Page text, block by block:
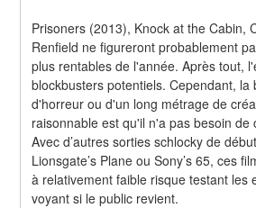
Prisoners (2013), Knock at the Cabin,
Renfield ne figureront probablement
plus rentables de l'année. Après tout,
blockbusters potentiels. Cependant, la
d'horreur ou d'un long métrage de
raisonnable est qu'il n'a pas besoin de
Avec d’autres sorties schlocky de
Lionsgate’s Plane ou Sony’s 65, ces
à relativement faible risque testant les
voyant si le public revient.